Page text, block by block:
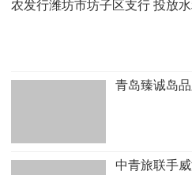
农发行潍坊市坊子区支行 投放
青岛臻诚岛
中青旅联手